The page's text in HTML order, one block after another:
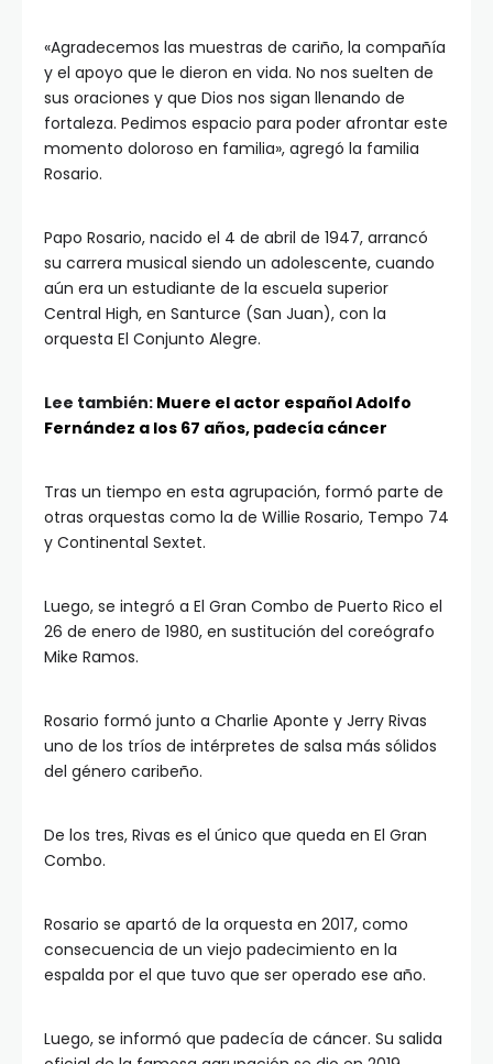
«Agradecemos las muestras de cariño, la compañía
y el apoyo que le dieron en vida. No nos suelten de
sus oraciones y que Dios nos sigan llenando de
fortaleza. Pedimos espacio para poder afrontar este
momento doloroso en familia», agregó la familia
Rosario.
Papo Rosario, nacido el 4 de abril de 1947, arrancó
su carrera musical siendo un adolescente, cuando
aún era un estudiante de la escuela superior
Central High, en Santurce (San Juan), con la
orquesta El Conjunto Alegre.
Lee también: Muere el actor español Adolfo
Fernández a los 67 años, padecía cáncer
Tras un tiempo en esta agrupación, formó parte de
otras orquestas como la de Willie Rosario, Tempo 74
y Continental Sextet.
Luego, se integró a El Gran Combo de Puerto Rico el
26 de enero de 1980, en sustitución del coreógrafo
Mike Ramos.
Rosario formó junto a Charlie Aponte y Jerry Rivas
uno de los tríos de intérpretes de salsa más sólidos
del género caribeño.
De los tres, Rivas es el único que queda en El Gran
Combo.
Rosario se apartó de la orquesta en 2017, como
consecuencia de un viejo padecimiento en la
espalda por el que tuvo que ser operado ese año.
Luego, se informó que padecía de cáncer. Su salida